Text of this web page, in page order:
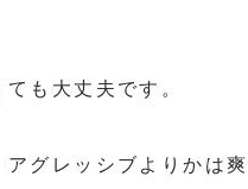
も大丈夫です。
グレッシブよりかは